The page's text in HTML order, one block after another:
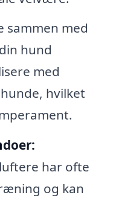
sammen med
hund
med
hvilket
har ofte
og kan